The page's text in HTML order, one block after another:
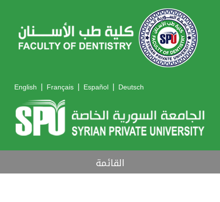
English | Français | Español | Deutsch
القائمة